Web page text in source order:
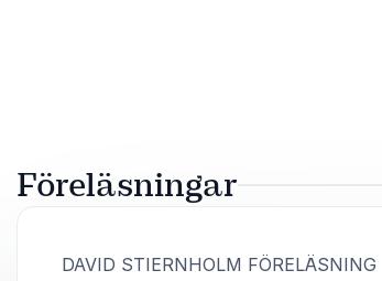
Föreläsningar
DAVID STIERNHOLM FÖRELÄSNING